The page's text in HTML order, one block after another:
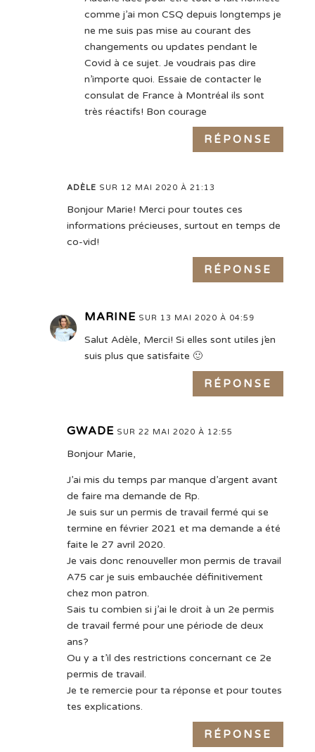
comme j’ai mon CSQ depuis longtemps je
ne me suis pas mise au courant des
changements ou updates pendant le
Covid à ce sujet. Je voudrais pas dire
n’importe quoi. Essaie de contacter le
consulat de France à Montréal ils sont
très réactifs! Bon courage
RÉPONSE
ADÈLE SUR 12 MAI 2020 À 21:13
Bonjour Marie! Merci pour toutes ces
informations précieuses, surtout en temps de
co-vid!
RÉPONSE
MARINE SUR 13 MAI 2020 À 04:59
Salut Adèle, Merci! Si elles sont utiles j’en
suis plus que satisfaite 🙂
RÉPONSE
GWADE SUR 22 MAI 2020 À 12:55
Bonjour Marie,
J’ai mis du temps par manque d’argent avant
de faire ma demande de Rp.
Je suis sur un permis de travail fermé qui se
termine en février 2021 et ma demande a été
faite le 27 avril 2020.
Je vais donc renouveller mon permis de travail
A75 car je suis embauchée définitivement
chez mon patron.
Sais tu combien si j’ai le droit à un 2e permis
de travail fermé pour une période de deux
ans?
Ou y a t’il des restrictions concernant ce 2e
permis de travail.
Je te remercie pour ta réponse et pour toutes
tes explications.
RÉPONSE